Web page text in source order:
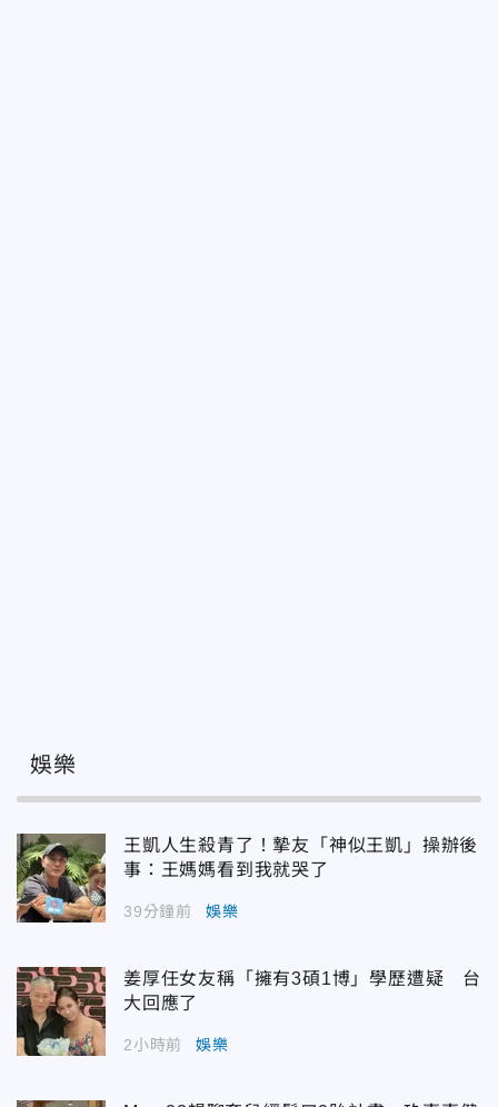
娛樂
王凱人生殺青了！摯友「神似王凱」操辦後
事：王媽媽看到我就哭了
39分鐘前 娛樂
姜厚任女友稱「擁有3碩1博」學歷遭疑 台
大回應了
2小時前 娛樂